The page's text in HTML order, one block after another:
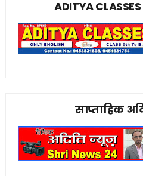
ADITYA
साप्ताहिक